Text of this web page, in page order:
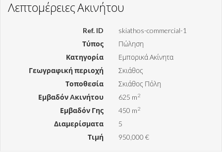
Λεπτομέρειες Ακινήτου
Ref. ID
skiathos-commercial-1
Τύπος
Πώληση
Κατηγορία
Εμπορικά Ακίνητα
Γεωγραφική περιοχή
Σκιάθος
Τοποθεσία
Σκιάθος Πόλη
Εμβαδόν Aκινήτου
625 m2
Εμβαδόν Γης 450 m2
Διαμερίσματα
5
Τιμή
950,000 €